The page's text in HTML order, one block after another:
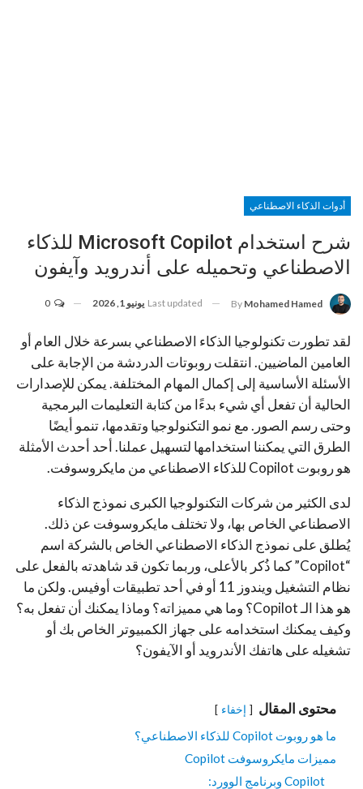
أدوات الذكاء الاصطناعي
شرح استخدام Microsoft Copilot للذكاء
الاصطناعي وتحميله على أندرويد وآيفون
By Mohamed Hamed
Last updated يونيو 1, 2026
لقد تطورت تكنولوجيا الذكاء الاصطناعي بسرعة خلال العام أو
العامين الماضيين. انتقلت روبوتات الدردشة من الإجابة على
الأسئلة الأساسية إلى إكمال المهام المختلفة. يمكن للإصدارات
الحالية أن تفعل أي شيء بدءًا من كتابة التعليمات البرمجية
وحتى رسم الصور. مع نمو التكنولوجيا وتقدمها، تنمو أيضًا
الطرق التي يمكننا استخدامها لتسهيل عملنا. أحد أحدث الأمثلة
هو روبوت Copilot للذكاء الاصطناعي من مايكروسوفت.
لدى الكثير من شركات التكنولوجيا الكبرى نموذج الذكاء
الاصطناعي الخاص بها، ولا تختلف مايكروسوفت عن ذلك.
يُطلق على نموذج الذكاء الاصطناعي الخاص بالشركة اسم
“Copilot” كما ذُكر بالأعلى، وربما تكون قد شاهدته بالفعل على
نظام التشغيل ويندوز 11 أو في أحد تطبيقات أوفيس. ولكن ما
هو هذا الـ Copilot؟ وما هي مميزاته؟ وماذا يمكنك أن تفعل به؟
وكيف يمكنك استخدامه على جهاز الكمبيوتر الخاص بك أو
تشغيله على هاتفك الأندرويد أو الآيفون؟
محتوى المقال إخفاء
ما هو روبوت Copilot للذكاء الاصطناعي؟
مميزات مايكروسوفت Copilot
Copilot وبرنامج الوورد: